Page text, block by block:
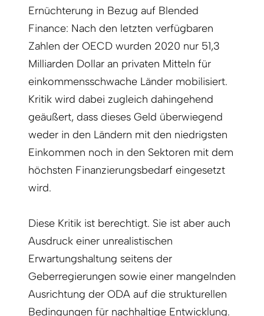
Ernüchterung in Bezug auf Blended
Finance: Nach den letzten verfügbaren
Zahlen der OECD wurden 2020 nur 51,3
Milliarden Dollar an privaten Mitteln für
einkommensschwache Länder mobilisiert.
Kritik wird dabei zugleich dahingehend
geäußert, dass dieses Geld überwiegend
weder in den Ländern mit den niedrigsten
Einkommen noch in den Sektoren mit dem
höchsten Finanzierungsbedarf eingesetzt
wird.
Diese Kritik ist berechtigt. Sie ist aber auch
Ausdruck einer unrealistischen
Erwartungshaltung seitens der
Geberregierungen sowie einer mangelnden
Ausrichtung der ODA auf die strukturellen
Bedingungen für nachhaltige Entwicklung.